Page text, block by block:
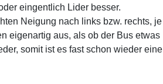
eingentlich Lider besser.
Neigung nach links bzw. rechts, je
eigenartig aus, als ob der Bus etwas
somit ist es fast schon wieder eine